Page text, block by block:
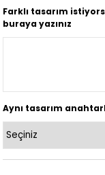
Farklı tasarım
buraya yazınız
Aynı tasarım